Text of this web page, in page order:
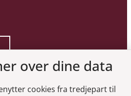
over dine data
cookies fra tredjepart til